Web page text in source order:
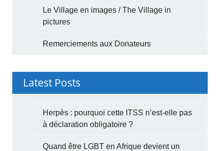
Le Village en images / The Village in
pictures
Remerciements aux Donateurs
Latest Posts
Herpès : pourquoi cette ITSS n’est-elle pas
à déclaration obligatoire ?
Quand être LGBT en Afrique devient un